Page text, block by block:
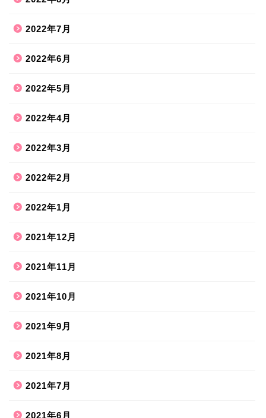
2022年7月
2022年6月
2022年5月
2022年4月
2022年3月
2022年2月
2022年1月
2021年12月
2021年11月
2021年10月
2021年9月
2021年8月
2021年7月
2021年6月